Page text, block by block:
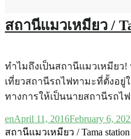
สถานีแมวเหมียว /
ทำไมถึงเป็นสถานีแมวเหมียว
เที่ยวสถานีรถไฟทามะที่ตั้งอยู่
ทางการให้เป็นนายสถานีรถไฟ
enApril 11, 2016February 6,
สถานีแมวเหมียว / Tama station